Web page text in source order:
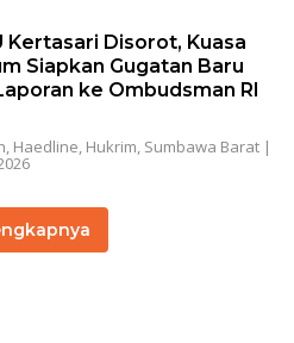
Kertasari Disorot, Kuasa
Siapkan Gugatan Baru
ke Ombudsman RI
, Haedline, Hukrim, Sumbawa Barat|